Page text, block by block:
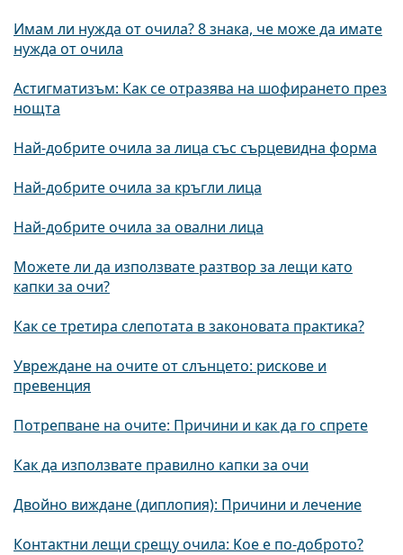
Имам ли нужда от очила? 8 знака, че може да имате
нужда от очила
Астигматизъм: Как се отразява на шофирането през
нощта
Най-добрите очила за лицa със сърцевидна форма
Най-добрите очила за кръгли лица
Най-добрите очила за овални лица
Можете ли да използвате разтвор за лещи като
капки за очи?
Как се третира слепотата в законовата практика?
Увреждане на очите от слънцето: рискове и
превенция
Потрепване на очите: Причини и как да го спрете
Как да използвате правилно капки за очи
Двойно виждане (диплопия): Причини и лечение
Контактни лещи срещу очила: Kое е по-доброто?